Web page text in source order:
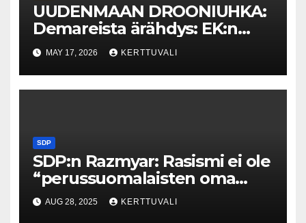
UUDENMAAN DROONIUHKA:
Demareista ärähdys: EK:n
linjaus palkatta jättämisestä
drooniuhan aikana on
kohtuuton
MAY 17, 2026 KERTTUVALI
SDP
SDP:n Razmyar: Rasismi ei ole
“perussuomalaisten oma
kanta”, vaan koko hallituksen
ongelma
AUG 28, 2025 KERTTUVALI